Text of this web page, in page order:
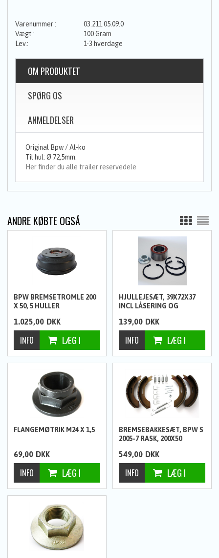
03.211.05.09.0
100 Gram
1-3 hverdage
OM PRODUKTET
SPØRG OS
ANMELDELSER
Original Bpw / Al-ko
Til hul: Ø 72,5mm.
Her finder du alle trailer reservedele
ANDRE KØBTE OGSÅ
BPW BREMSETROMLE 200
X 50, 5 HULLER
1.025,00 DKK
HJULLEJESÆT, 39X72X37
INCL LÅSERING OG
139,00 DKK
FLANGEMØTRIK M24 X 1,5
69,00 DKK
BREMSEBAKKESÆT, BPW S
2005-7 RASK, 200X50
549,00 DKK